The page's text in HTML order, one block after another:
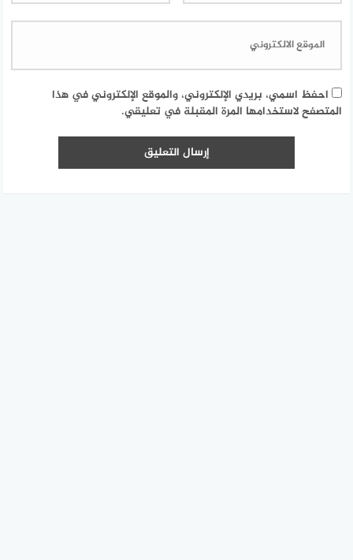
احفظ اسمي، بريدي الإلكتروني، والموقع الإلكتروني في هذا
المتصفح لاستخدامها المرة المقبلة في تعليقي.